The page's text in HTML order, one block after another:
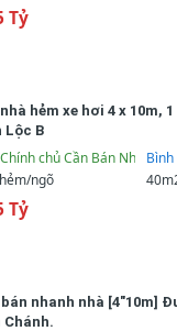
Tỷ
hẻm xe hơi 4 x 10m,
Lộc B
chủ Cần Bán Nhà đẹp
ngõ
Tỷ
bán nhanh nhà [4"10m]
Chánh.